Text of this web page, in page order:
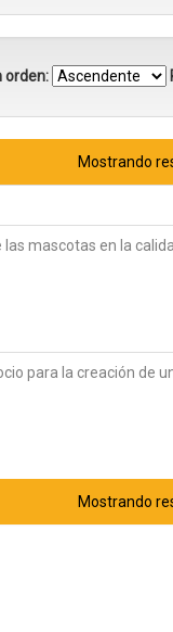
orden:
Mostrando
las mascotas en la
para la creación de
Mostrando